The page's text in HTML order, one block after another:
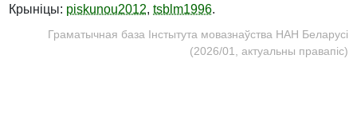
Крыніцы: piskunou2012, tsblm1996.
Граматычная база Інстытута мовазнаўства НАН Беларусі
(2026/01, актуальны правапіс)